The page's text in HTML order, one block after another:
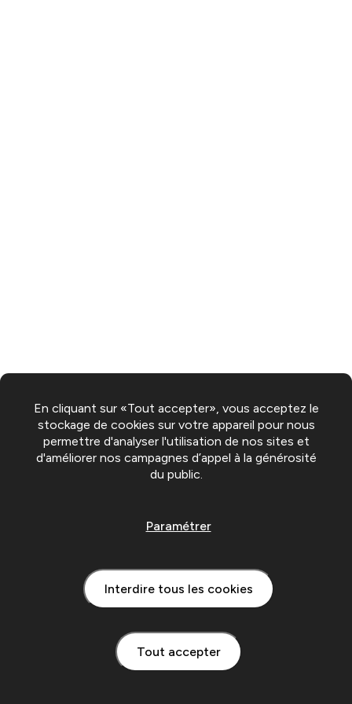
En cliquant sur «Tout accepter», vous acceptez le
stockage de cookies sur votre appareil pour nous
permettre d'analyser l'utilisation de nos sites et
d'améliorer nos campagnes d’appel à la générosité
du public.
Tout accepter
Interdire tous les cookies
Paramétrer